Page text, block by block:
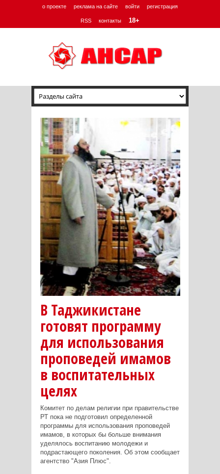
о проекте реклама на сайте войти регистрация
RSS контакты 18+
В Таджикистане
готовят программу
для использования
проповедей имамов
в воспитательных
целях
Комитет по делам религии при правительстве
РТ пока не подготовил определенной
программы для использования проповедей
имамов, в которых бы больше внимания
уделялось воспитанию молодежи и
подрастающего поколения. Об этом сообщает
агентство "Азия Плюс".